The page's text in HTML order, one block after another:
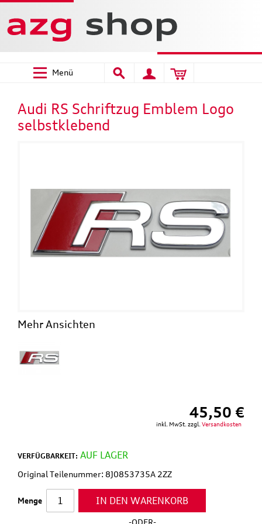
Menü
Audi RS Schriftzug Emblem Logo
selbstklebend
Mehr Ansichten
45,50 €
inkl. MwSt. zzgl. Versandkosten
VERFÜGBARKEIT: AUF LAGER
Original Teilenummer: 8J0853735A 2ZZ
Menge IN DEN WARENKORB
-ODER-